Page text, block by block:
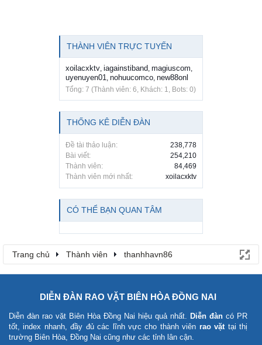
THÀNH VIÊN TRỰC TUYẾN
xoilacxktv, iagainstiband, magiuscom,
uyenuyen01, nohuucomco, new88onl
Tổng: 7 (Thành viên: 6, Khách: 1, Bots: 0)
THỐNG KÊ DIỄN ĐÀN
Đề tài thảo luận:
238,778
Bài viết:
254,210
Thành viên:
84,469
Thành viên mới nhất:
xoilacxktv
CÓ THỂ BẠN QUAN TÂM
Trang chủ Thành viên thanhhavn86
DIỄN ĐÀN RAO VẶT BIÊN HÒA ĐỒNG NAI
Diễn đàn rao vặt Biên Hòa Đồng Nai hiệu quả nhất. Diễn đàn có PR
tốt, index nhanh, đầy đủ các lĩnh vực cho thành viên rao vặttại thị
trường Biên Hòa, Đồng Nai cũng như các tỉnh lân cận.